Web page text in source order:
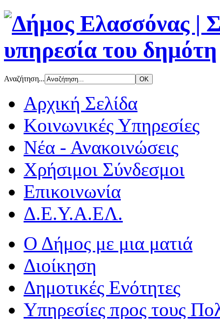
Αναζήτηση...
Αρχική Σελίδα
Κοινωνικές Υπηρεσίες
Νέα - Ανακοινώσεις
Χρήσιμοι Σύνδεσμοι
Επικοινωνία
Δ.Ε.Υ.Α.ΕΛ.
Ο Δήμος με μια ματιά
Διοίκηση
Δημοτικές Ενότητες
Υπηρεσίες προς τους